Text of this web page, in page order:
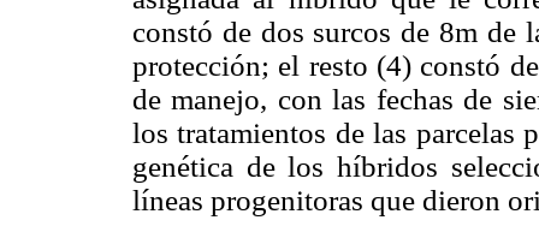
constó de dos surcos de 8m de
protección; el resto (4) constó
de manejo, con las fechas de
los tratamientos de las parcelas
genética de los híbridos
líneas progenitoras que dieron